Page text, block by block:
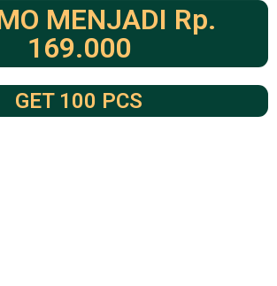
MENJADI Rp.
169.000
GET 100 PCS